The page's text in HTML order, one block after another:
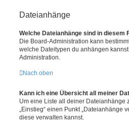
Dateianhänge
Welche Dateianhänge sind in diesem
Die Board-Administration kann
welche Dateitypen du anhängen
Administration.
Nach oben
Kann ich eine Übersicht all meiner
Um eine Liste all deiner Dateianhänge
„Einstieg“ einen Punkt „Dateianhänge
diese verwalten kannst.